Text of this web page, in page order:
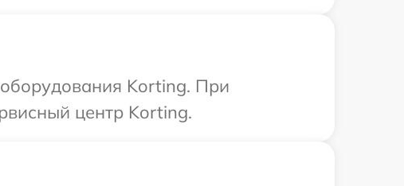
Korting. При
центр Korting.